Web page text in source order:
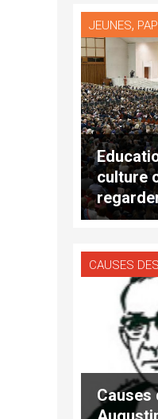
JEUNES,
culture
comme
CAUSES
Causes